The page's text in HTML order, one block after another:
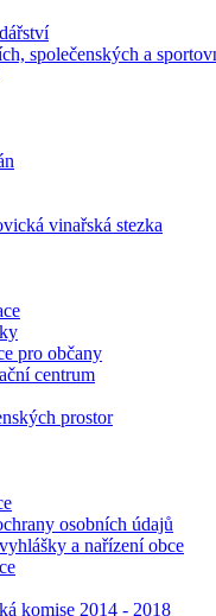
společenských a
vinařská stezka
pro občany
centrum
prostor
osobních údajů
a nařízení obce
komise 2014 - 2018